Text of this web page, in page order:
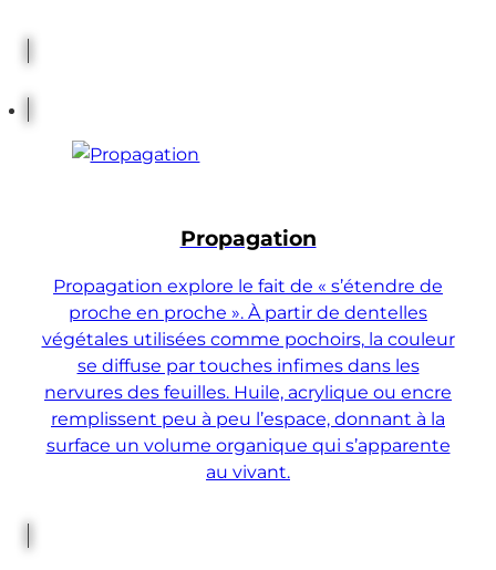
Propagation
Propagation explore le fait de « s’étendre de
proche en proche ». À partir de dentelles
végétales utilisées comme pochoirs, la couleur
se diffuse par touches infimes dans les
nervures des feuilles. Huile, acrylique ou encre
remplissent peu à peu l’espace, donnant à la
surface un volume organique qui s’apparente
au vivant.